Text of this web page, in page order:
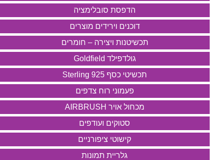
הדפסת סובלימציה
דוכנים וירידים מוצרים
תכשיטנות ויצירה – חומרים
גולדפילד Goldfield
תכשיטי כסף 925 Sterling
פעמוני רוח צדפים
מכחול אויר AIRBRUSH
סטוקים ועודפים
קישוטי ציפורניים
גלריית תמונות